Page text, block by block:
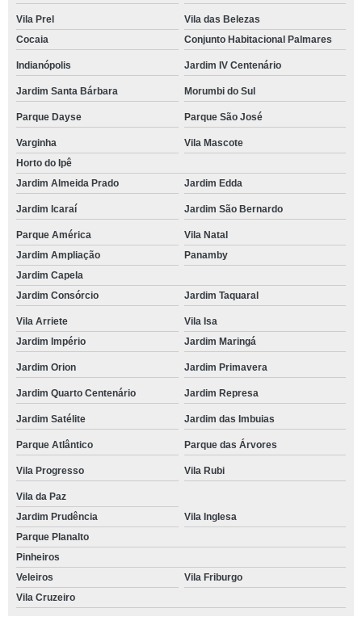
Vila Prel
Vila das Belezas
Cocaia
Conjunto Habitacional Palmares
Indianópolis Jardim IV Centenário
Jardim Santa Bárbara Morumbi do Sul
Parque Dayse Parque São José
Varginha
Vila Mascote
Horto do Ipê
Jardim Almeida Prado
Jardim Edda
Jardim Icaraí Jardim São Bernardo
Parque América
Vila Natal
Jardim Ampliação
Panamby
Jardim Capela
Jardim Consórcio
Jardim Taquaral
Vila Arriete
Vila Isa
Jardim Império
Jardim Maringá
Jardim Orion Jardim Primavera
Jardim Quarto Centenário Jardim Represa
Jardim Satélite Jardim das Imbuias
Parque Atlântico Parque das Árvores
Vila Progresso Vila Rubi
Vila da Paz
Jardim Prudência
Vila Inglesa
Parque Planalto
Pinheiros
Veleiros
Vila Friburgo
Vila Cruzeiro